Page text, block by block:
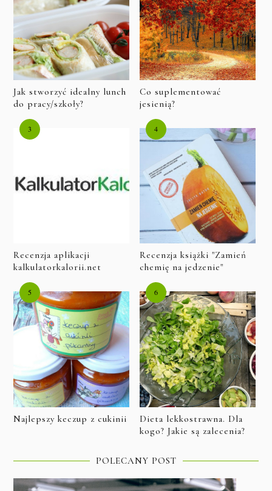
Jak stworzyć idealny lunch
do pracy/szkoły?
Co suplementować
jesienią?
Recenzja aplikacji
kalkulatorkalorii.net
Recenzja książki "Zamień
chemię na jedzenie"
Najlepszy keczup z cukinii
Dieta lekkostrawna. Dla
kogo? Jakie są zalecenia?
POLECANY POST